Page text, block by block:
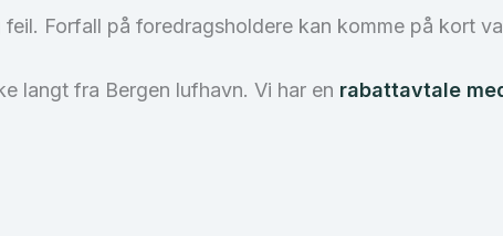
Forfall på foredragsholdere kan komme på kort
langt fra Bergen lufhavn. Vi har en rabattavtale